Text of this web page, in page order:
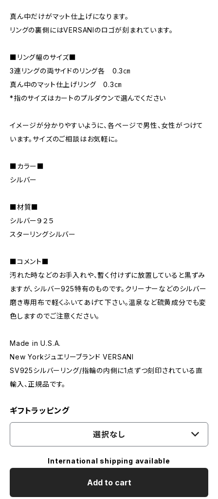
真ん中だけがマット仕上げになります。
リングの裏側にはVERSANIのロゴが刻まれています。
■リング幅のサイズ■
3連リングの両サイドのリング各 0.3㎝
真ん中のマット仕上げリング 0.3㎝
*指のサイズはカートのプルダウンで選んでください
イメージが分かりやすいように、各ページで男性、女性がつけて
います。サイズのご相談はお気軽に。
■カラー■
シルバー
■材質■
シルバー９２５
スターリングシルバー
■コメント■
汚れた時などのお手入れや、暫く付けずに放置していると黒ずみ
ますが、シルバー925特有のものです。クリーナーなどのシルバー
磨き専用布で軽くふいてあげて下さい。温泉など硫黄成分でも変
色しますのでご注意ください。
Made in U.S.A.
New Yorkジュエリーブランド VERSANI
SV925シルバーリング/指輪の内側に1点ずつ刻印されている直
輸入、正規品です。
ギフトラッピング
選択なし
International shipping available
Add to cart